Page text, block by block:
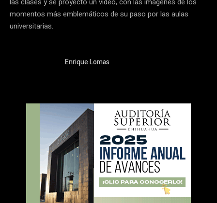
momentos más emblemáticos de su paso por las aulas
universitarias.
Enrique Lomas